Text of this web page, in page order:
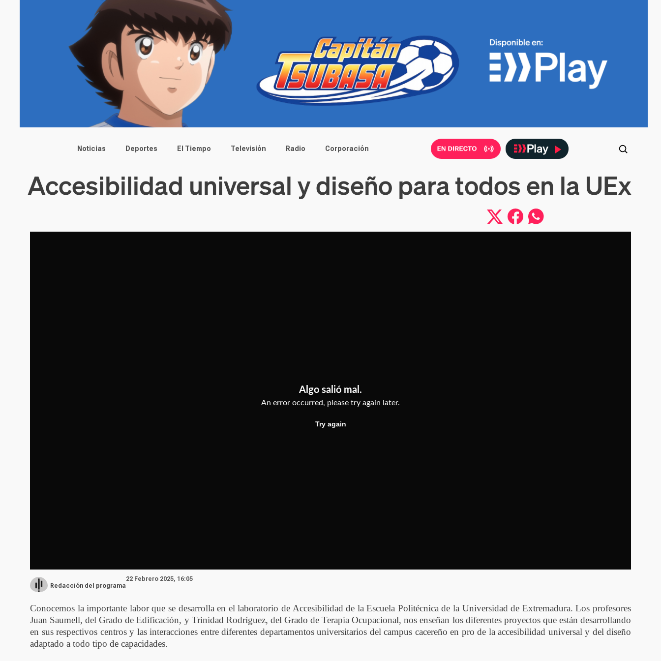
Main menu
Noticias Deportes El Tiempo Televisión Radio Corporación
Accesibilidad universal y diseño para todos en la UEx
Redacción del programa
22 Febrero 2025, 16:05
Conocemos la importante labor que se desarrolla en el laboratorio de Accesibilidad de la Escuela Politécnica de la Universidad de Extremadura. Los profesores
Juan Saumell, del Grado de Edificación, y Trinidad Rodríguez, del Grado de Terapia Ocupacional, nos enseñan los diferentes proyectos que están desarrollando
en sus respectivos centros y las interacciones entre diferentes departamentos universitarios del campus cacereño en pro de la accesibilidad universal y del diseño
adaptado a todo tipo de capacidades.